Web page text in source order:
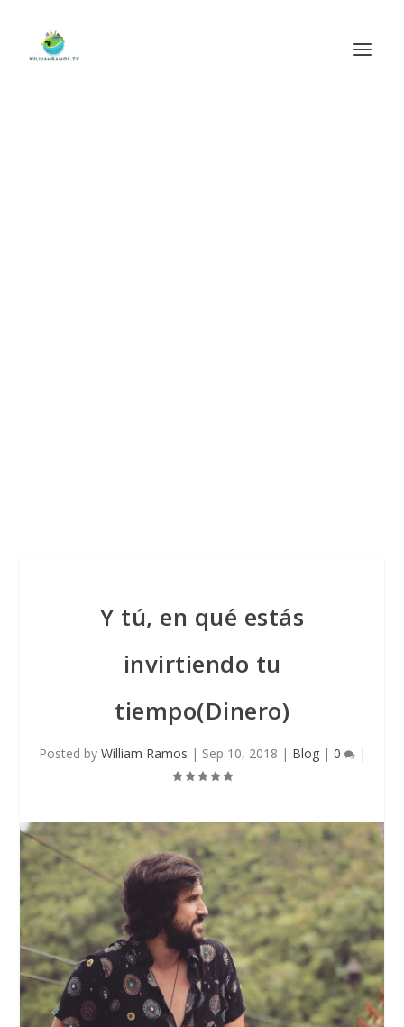
Y tú, en qué estás
invirtiendo tu
tiempo(Dinero)
Posted by William Ramos | Sep 10, 2018 | Blog| 0 |